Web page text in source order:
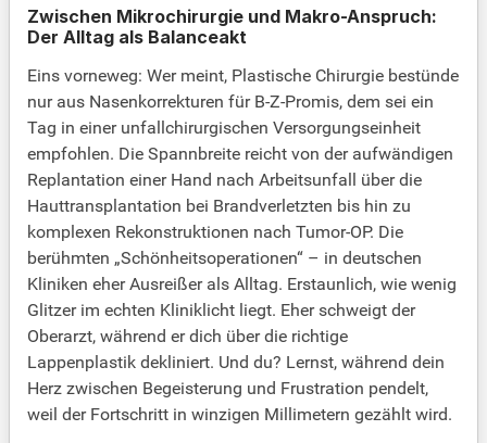
Zwischen Mikrochirurgie und Makro-Anspruch:
Der Alltag als Balanceakt
Eins vorneweg: Wer meint, Plastische Chirurgie bestünde
nur aus Nasenkorrekturen für B-Z-Promis, dem sei ein
Tag in einer unfallchirurgischen Versorgungseinheit
empfohlen. Die Spannbreite reicht von der aufwändigen
Replantation einer Hand nach Arbeitsunfall über die
Hauttransplantation bei Brandverletzten bis hin zu
komplexen Rekonstruktionen nach Tumor-OP. Die
berühmten „Schönheitsoperationen“ – in deutschen
Kliniken eher Ausreißer als Alltag. Erstaunlich, wie wenig
Glitzer im echten Kliniklicht liegt. Eher schweigt der
Oberarzt, während er dich über die richtige
Lappenplastik dekliniert. Und du? Lernst, während dein
Herz zwischen Begeisterung und Frustration pendelt,
weil der Fortschritt in winzigen Millimetern gezählt wird.